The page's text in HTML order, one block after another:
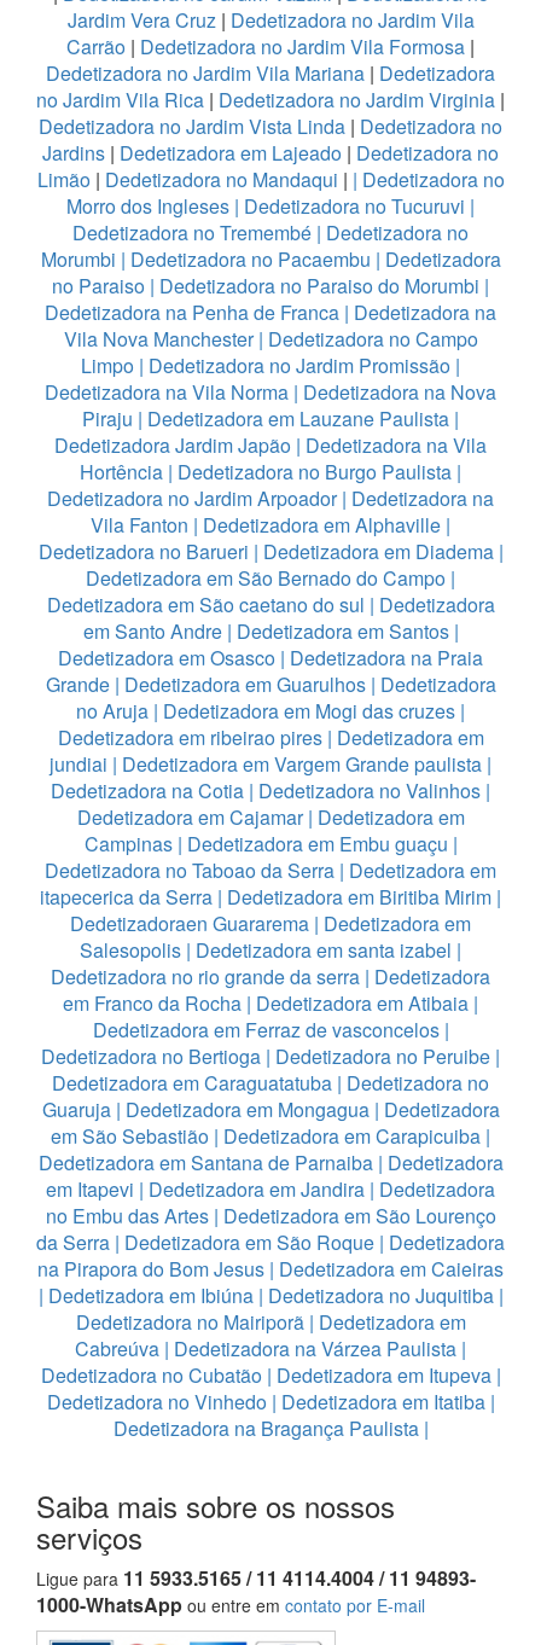
Jardim Vera Cruz| Dedetizadora no Jardim Vila
Carrão | Dedetizadora no Jardim Vila Formosa |
Dedetizadora no Jardim Vila Mariana | Dedetizadora
no Jardim Vila Rica | Dedetizadora no Jardim Virginia |
Dedetizadora no Jardim Vista Linda | Dedetizadora no
Jardins | Dedetizadora em Lajeado | Dedetizadora no
Limão| Dedetizadora no Mandaqui | | Dedetizadora no
Morro dos Ingleses | Dedetizadora no Tucuruvi |
Dedetizadora no Tremembé | Dedetizadora no
Morumbi | Dedetizadora no Pacaembu | Dedetizadora
no Paraiso | Dedetizadora no Paraiso do Morumbi |
Dedetizadora na Penha de Franca | Dedetizadora na
Vila Nova Manchester| Dedetizadora no Campo
Limpo | Dedetizadora no Jardim Promissão |
Dedetizadora na Vila Norma | Dedetizadora na Nova
Piraju | Dedetizadora em Lauzane Paulista |
Dedetizadora Jardim Japão | Dedetizadora na Vila
Hortência | Dedetizadora no Burgo Paulista |
Dedetizadora no Jardim Arpoador| Dedetizadora na
Vila Fanton | Dedetizadora em Alphaville |
Dedetizadora no Barueri | Dedetizadora em Diadema|
Dedetizadora em São Bernado do Campo |
Dedetizadora em São caetano do sul | Dedetizadora
em Santo Andre| Dedetizadora em Santos|
Dedetizadora em Osasco | Dedetizadora na Praia
Grande| Dedetizadora em Guarulhos| Dedetizadora
no Aruja | Dedetizadora em Mogi das cruzes |
Dedetizadora em ribeirao pires| Dedetizadora em
jundiai | Dedetizadora em Vargem Grande paulista |
Dedetizadora na Cotia | Dedetizadora no Valinhos |
Dedetizadora em Cajamar| Dedetizadora em
Campinas| Dedetizadora em Embu guaçu |
Dedetizadora no Taboao da Serra | Dedetizadora em
itapecerica da Serra | Dedetizadora em Biritiba Mirim |
Dedetizadoraen Guararema | Dedetizadora em
Salesopolis | Dedetizadora em santa izabel |
Dedetizadora no rio grande da serra | Dedetizadora
em Franco da Rocha | Dedetizadora em Atibaia |
Dedetizadora em Ferraz de vasconcelos|
Dedetizadora no Bertioga | Dedetizadora no Peruibe |
Dedetizadora em Caraguatatuba | Dedetizadora no
Guaruja| Dedetizadora em Mongagua| Dedetizadora
em São Sebastião | Dedetizadora em Carapicuiba |
Dedetizadora em Santana de Parnaiba| Dedetizadora
em Itapevi | Dedetizadora em Jandira | Dedetizadora
no Embu das Artes| Dedetizadora em São Lourenço
da Serra | Dedetizadora em São Roque | Dedetizadora
na Pirapora do Bom Jesus | Dedetizadora em Caieiras
| Dedetizadora em Ibiúna| Dedetizadora no Juquitiba|
Dedetizadora no Mairiporã| Dedetizadora em
Cabreúva | Dedetizadora na Várzea Paulista |
Dedetizadora no Cubatão| Dedetizadora em Itupeva|
Dedetizadora no Vinhedo| Dedetizadora em Itatiba|
Dedetizadora na Bragança Paulista|
Saiba mais sobre os nossos
serviços
Ligue para 11 5933.5165 / 11 4114.4004 / 11 94893-
1000-WhatsApp ou entre em contato por E-mail